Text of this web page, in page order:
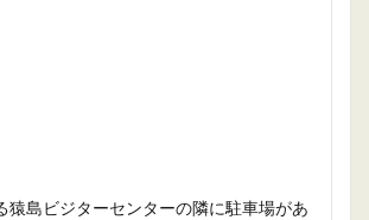
猿島ビジターセンターの隣に駐車場があ